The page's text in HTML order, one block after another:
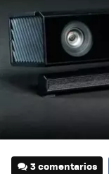
3 comentarios